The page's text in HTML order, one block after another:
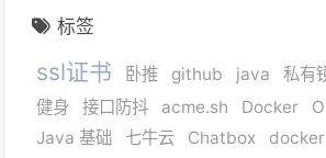
标签
ssl证书 卧推 github java 私有
健身
接口防抖 acme.sh Docker
Java 基础
七牛云 Chatbox docker